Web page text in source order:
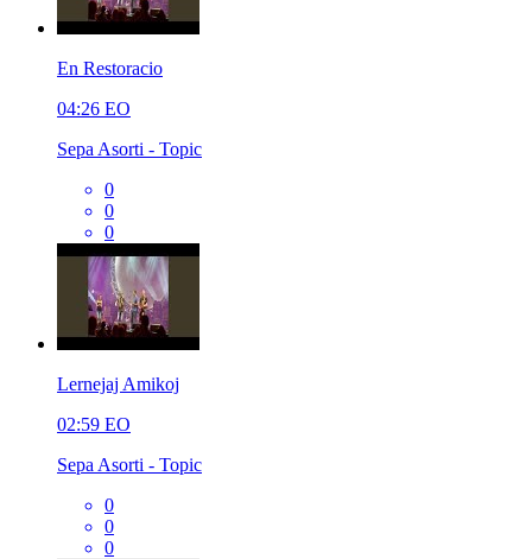
En Restoracio
04:26 EO
Sepa Asorti - Topic
0
0
0
Lernejaj Amikoj
02:59 EO
Sepa Asorti - Topic
0
0
0